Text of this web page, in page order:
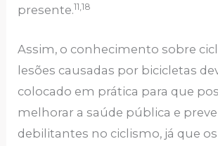
presente.11,18
Assim, o conhecimento sobre
lesões causadas por bicicletas
colocado em prática para que
melhorar a saúde pública e
debilitantes no ciclismo, já que